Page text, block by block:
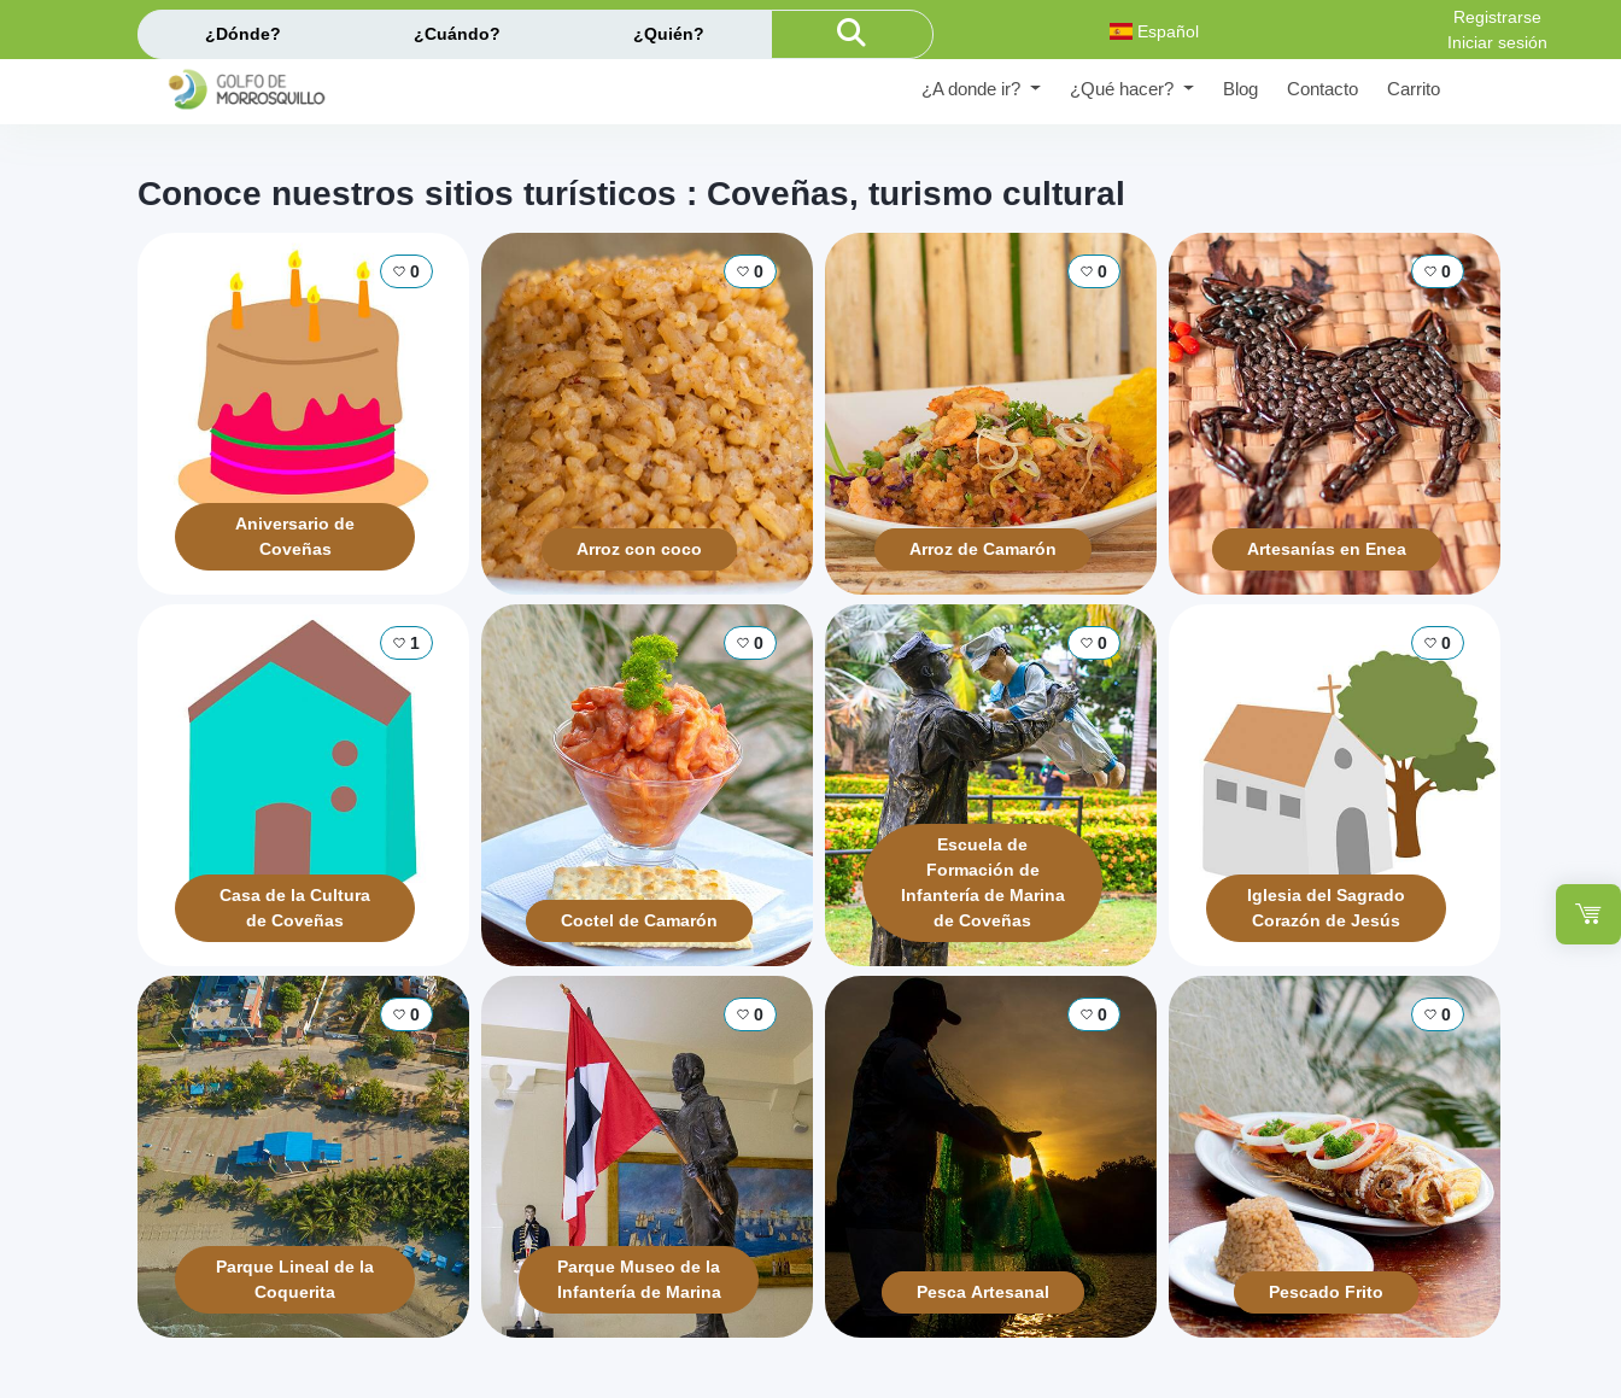
¿Dónde? ¿Cuándo? ¿Quién? Español
Registrarse
Iniciar sesión
¿A donde ir? ¿Qué hacer? Blog Contacto Carrito
Conoce nuestros sitios turísticos : Coveñas, turismo cultural
0
Aniversario de
Coveñas
0
Arroz con coco
0
Arroz de Camarón
0
Artesanías en Enea
1
Casa de la Cultura
de Coveñas
0
Coctel de Camarón
0
Escuela de
Formación de
Infantería de Marina
de Coveñas
0
Iglesia del Sagrado
Corazón de Jesús
0
Parque Lineal de la
Coquerita
0
Parque Museo de la
Infantería de Marina
0
Pesca Artesanal
0
Pescado Frito